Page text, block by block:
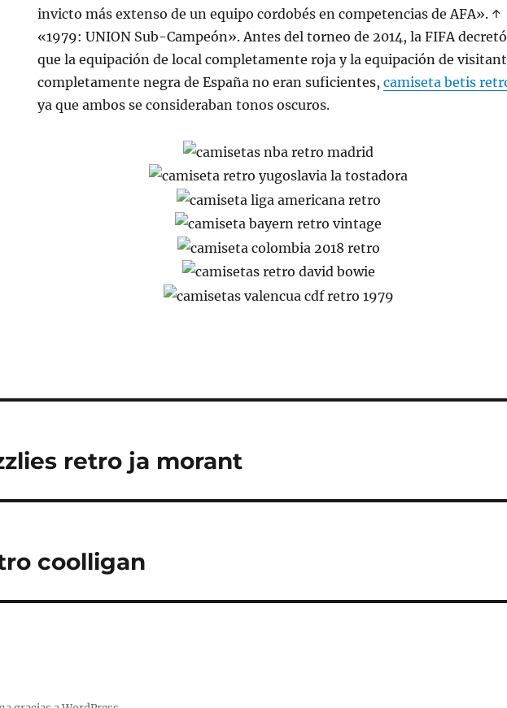
invicto más extenso de un equipo cordobés en competencias de AFA». ↑
«1979: UNION Sub-Campeón». Antes del torneo de 2014, la FIFA decretó
que la equipación de local completamente roja y la equipación de
completamente negra de España no eran suficientes,camiseta betis
ya que ambos se consideraban tonos oscuros.
retro ja morant
coolligan